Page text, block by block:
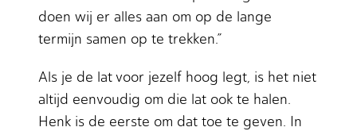
doen wij er alles aan om op de lange
termijn samen op te trekken.”
Als je de lat voor jezelf hoog legt, is het niet
altijd eenvoudig om die lat ook te halen.
Henk is de eerste om dat toe te geven. In